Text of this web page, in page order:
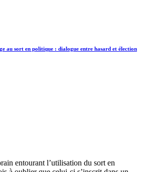
au sort en politique : dialogue entre hasard et élection
entourant l’utilisation du sort en